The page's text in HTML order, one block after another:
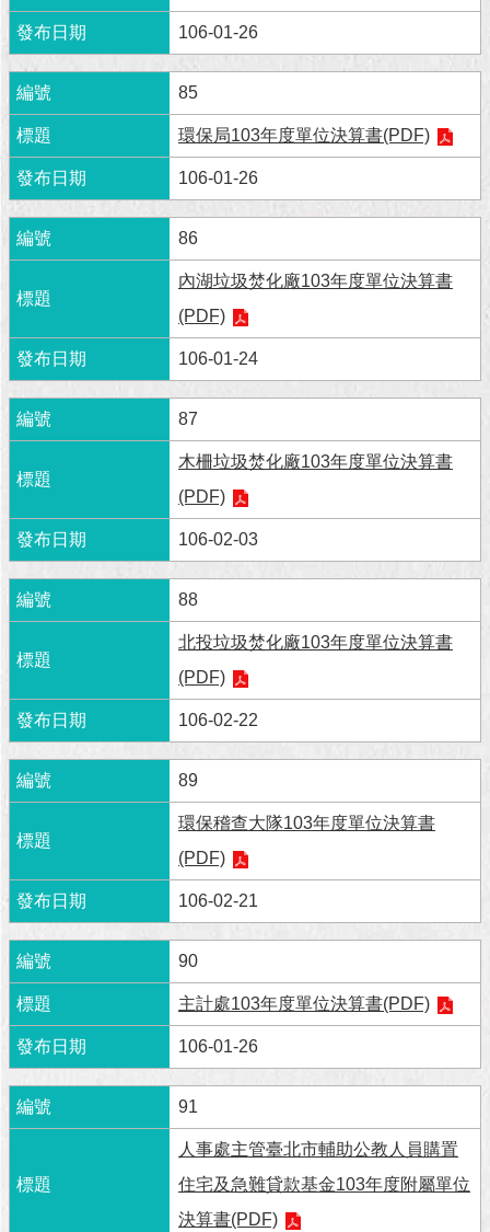
與
民
動
活
動
主
館
回
頁
站
常
見
問
答
即
新
聞
澄
清
雙
詞
彙
台
通
陳
情
系
統
民
106-01-26
85
環保局103年度單位決算書(PDF)
106-01-26
86
內湖垃圾焚化廠103年度單位決算書
(PDF)
106-01-24
87
木柵垃圾焚化廠103年度單位決算書
(PDF)
106-02-03
88
北投垃圾焚化廠103年度單位決算書
(PDF)
106-02-22
89
環保稽查大隊103年度單位決算書
(PDF)
106-02-21
90
主計處103年度單位決算書(PDF)
106-01-26
91
人事處主管臺北市輔助公教人員購置
住宅及急難貸款基金103年度附屬單位
決算書(PDF)